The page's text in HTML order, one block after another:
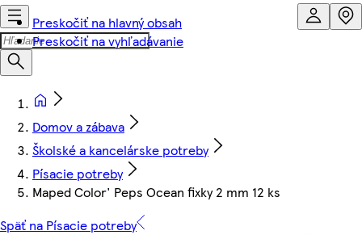
Preskočiť na hlavný obsah
Preskočiť na vyhľadávanie
Domov a zábava
Školské a kancelárske potreby
Písacie potreby
Maped Color' Peps Ocean fixky 2 mm 12 ks
Späť na Písacie potreby